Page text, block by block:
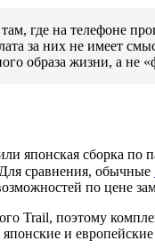
где на телефоне
за них не имеет
образа жизни, а не
японская сборка по
сравнения, обычные
по цене
Trail, поэтому
и